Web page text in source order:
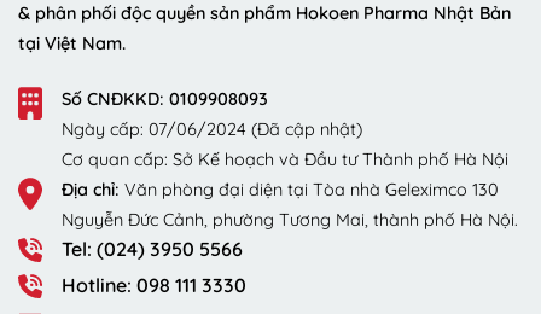
& phân phối độc quyền sản phẩm Hokoen Pharma Nhật Bản
tại Việt Nam.
Số CNĐKKD: 0109908093
Ngày cấp: 07/06/2024 (Đã cập nhật)
Cơ quan cấp: Sở Kế hoạch và Đầu tư Thành phố Hà Nội
Địa chỉ: Văn phòng đại diện tại Tòa nhà Geleximco 130
Nguyễn Đức Cảnh, phường Tương Mai, thành phố Hà Nội.
Tel: (024) 3950 5566
Hotline: 098 111 3330